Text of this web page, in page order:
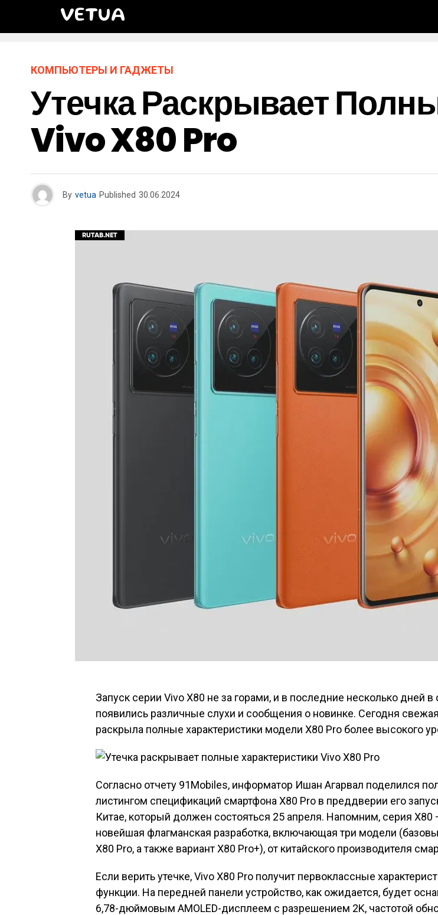
VETUA
КОМПЬЮТЕРЫ И ГАДЖЕТЫ
Утечка Раскрывает
Vivo X80 Pro
By vetua Published 30.06.2024
Запуск серии Vivo X80 не за горами, и в последние несколько дней в
появились различные слухи и сообщения о новинке. Сегодня свежая
раскрыла полные характеристики модели X80 Pro более высокого
Согласно отчету 91Mobiles, информатор Ишан Агарвал поделился
листингом спецификаций смартфона X80 Pro в преддверии его
Китае, который должен состояться 25 апреля. Напомним, серия X80
новейшая флагманская разработка, включающая три модели
X80 Pro, а также вариант X80 Pro+), от китайского производителя
Если верить утечке, Vivo X80 Pro получит первоклассные
функции. На передней панели устройство, как ожидается, будет
6,78-дюймовым AMOLED-дисплеем с разрешением 2K, частотой